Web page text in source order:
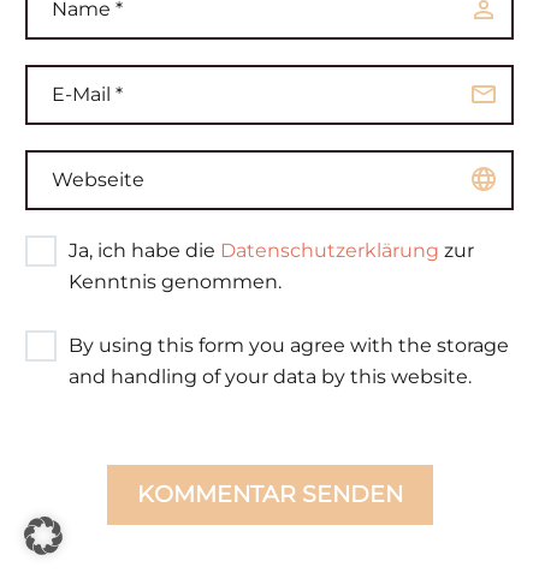
Ja, ich habe die Datenschutzerklärung zur
Kenntnis genommen.
By using this form you agree with the storage
and handling of your data by this website.
KOMMENTAR SENDEN